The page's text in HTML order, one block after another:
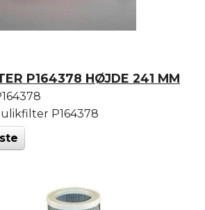
P164378 HØJDE 241 MM
P164378